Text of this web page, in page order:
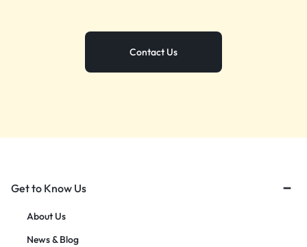
Contact Us
Get to Know Us
About Us
News & Blog